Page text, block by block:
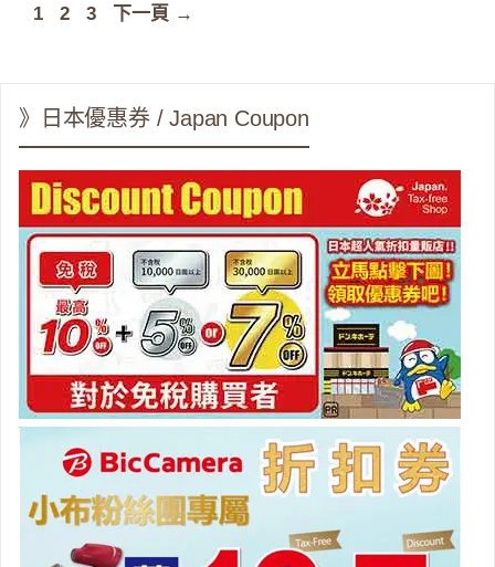
頁
1
頁
2
頁
3 下一頁 →
》日本優惠券 / Japan Coupon